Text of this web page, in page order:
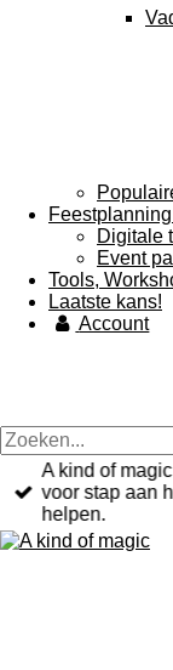
Digitale
Event
Tools,
Laatste kans!
Account
A kind of
voor stap aan
helpen.